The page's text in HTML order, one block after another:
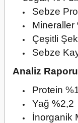
Sebze
Mineraller
Çeşitli
Sebze
Analiz Raporu
Protein
Yağ %2,2
İnorganik